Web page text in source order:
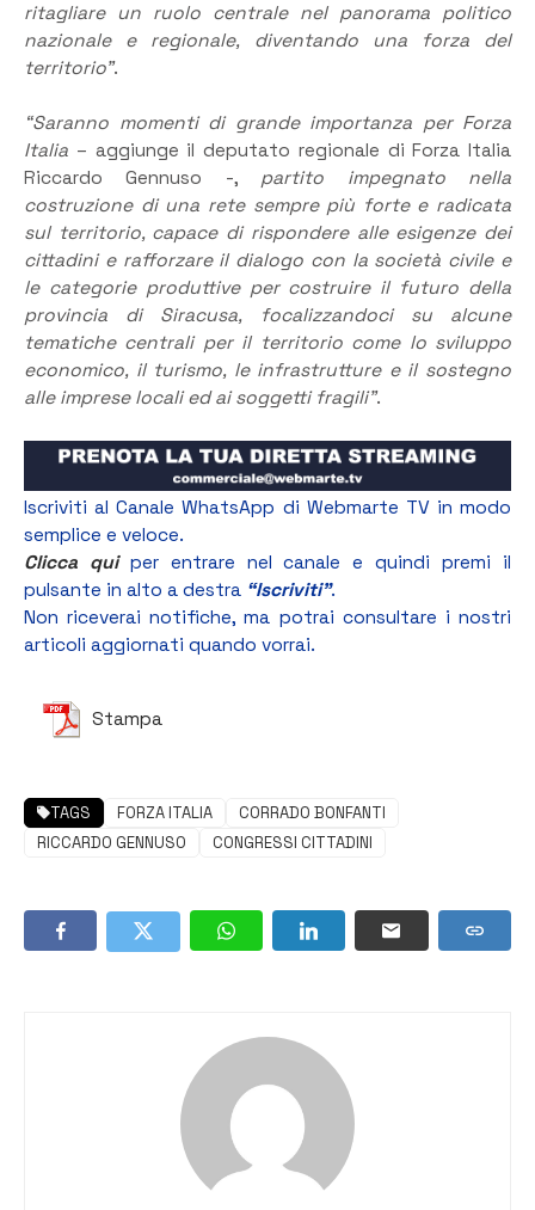
ritagliare un ruolo centrale nel panorama politico
nazionale e regionale, diventando una forza del
territorio”.
“Saranno momenti di grande importanza per Forza
Italia – aggiunge il deputato regionale di Forza Italia
Riccardo Gennuso -, partito impegnato nella
costruzione di una rete sempre più forte e radicata
sul territorio, capace di rispondere alle esigenze dei
cittadini e rafforzare il dialogo con la società civile e
le categorie produttive per costruire il futuro della
provincia di Siracusa, focalizzandoci su alcune
tematiche centrali per il territorio come lo sviluppo
economico, il turismo, le infrastrutture e il sostegno
alle imprese locali ed ai soggetti fragili”.
Iscriviti al Canale WhatsApp di Webmarte TV in modo
semplice e veloce.
Clicca quiper entrare nel canale e quindi premi il
pulsante in alto a destra “Iscriviti”.
Non riceverai notifiche, ma potrai consultare i nostri
articoli aggiornati quando vorrai.
Stampa
TAGS FORZA ITALIA
CORRADO BONFANTI
RICCARDO GENNUSO
CONGRESSI CITTADINI